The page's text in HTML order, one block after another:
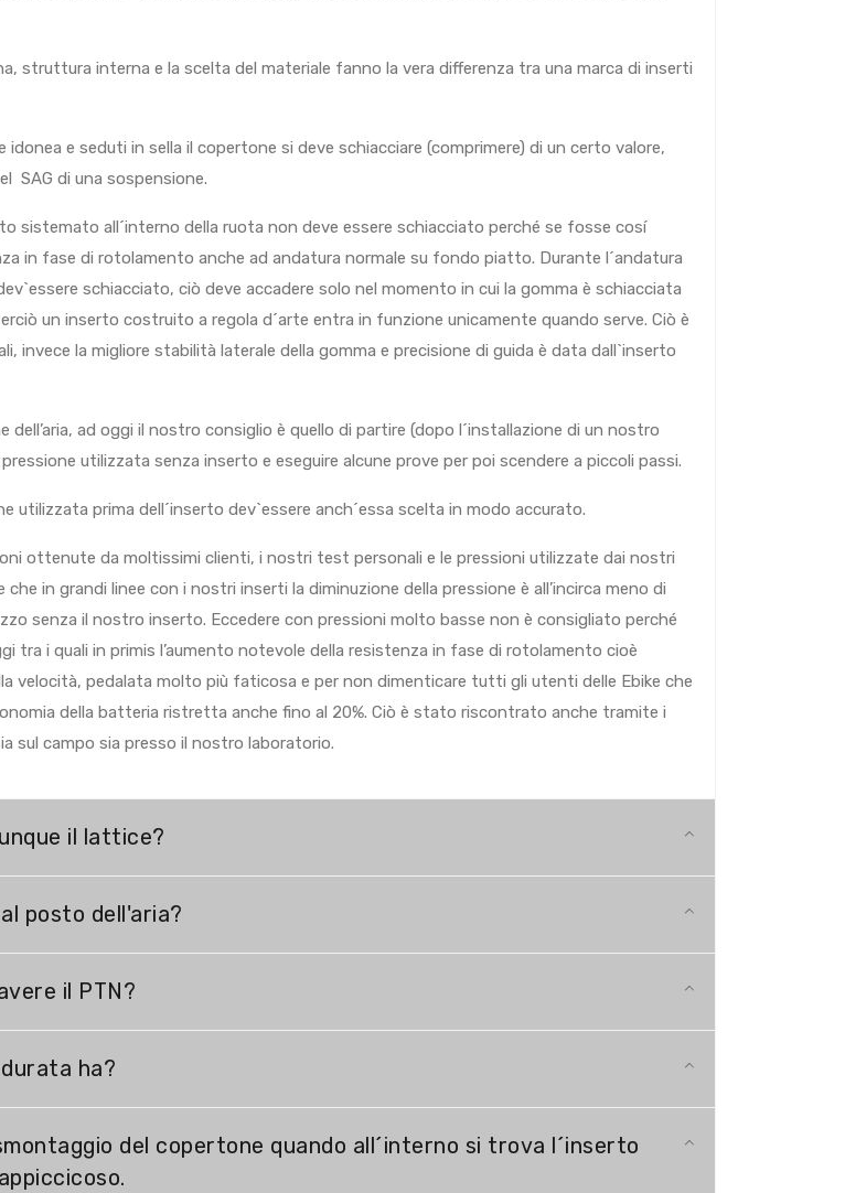
struttura interna e la scelta del materiale fanno la vera differenza tra una marca di inserti
idonea e seduti in sella il copertone si deve schiacciare (comprimere) di un certo valore,
SAG di una sospensione.
sistemato all´interno della ruota non deve essere schiacciato perché se fosse cosí
in fase di rotolamento anche ad andatura normale su fondo piatto. Durante l´andatura
schiacciato, ciò deve accadere solo nel momento in cui la gomma è schiacciata
un inserto costruito a regola d´arte entra in funzione unicamente quando serve. Ciò è
invece la migliore stabilità laterale della gomma e precisione di guida è data dall`inserto
dell’aria, ad oggi il nostro consiglio è quello di partire (dopo l´installazione di un nostro
utilizzata senza inserto e eseguire alcune prove per poi scendere a piccoli passi.
utilizzata prima dell´inserto dev`essere anch´essa scelta in modo accurato.
ottenute da moltissimi clienti, i nostri test personali e le pressioni utilizzate dai nostri
che in grandi linee con i nostri inserti la diminuzione della pressione è all’incirca meno di
senza il nostro inserto. Eccedere con pressioni molto basse non è consigliato perché
tra i quali in primis l’aumento notevole della resistenza in fase di rotolamento cioè
velocità, pedalata molto più faticosa e per non dimenticare tutti gli utenti delle Ebike che
della batteria ristretta anche fino al 20%. Ciò è stato riscontrato anche tramite i
sul campo sia presso il nostro laboratorio.
il lattice?
posto dell'aria?
il PTN?
ha?
del copertone quando all´interno si trova l´inserto